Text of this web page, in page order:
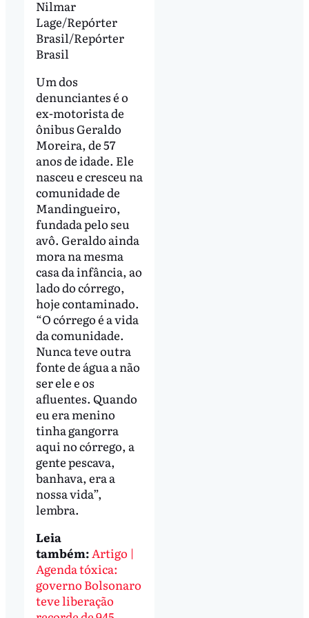
Nilmar
Lage/Repórter
Brasil/Repórter
Brasil
Um dos
denunciantes é o
ex-motorista de
ônibus Geraldo
Moreira, de 57
anos de idade. Ele
nasceu e cresceu na
comunidade de
Mandingueiro,
fundada pelo seu
avô. Geraldo ainda
mora na mesma
casa da infância, ao
lado do córrego,
hoje contaminado.
“O córrego é a vida
da comunidade.
Nunca teve outra
fonte de água a não
ser ele e os
afluentes. Quando
eu era menino
tinha gangorra
aqui no córrego, a
gente pescava,
banhava, era a
nossa vida”,
lembra.
Leia
também: Artigo |
Agenda tóxica:
governo Bolsonaro
teve liberação